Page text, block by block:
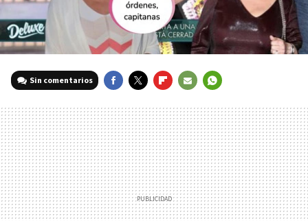
Sin comentarios
MAIL